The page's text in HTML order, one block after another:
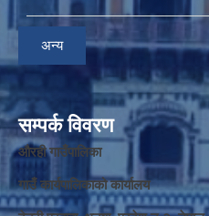
अन्य
सम्पर्क विवरण
औरही गाउँपालिका
गाउँ कार्यपालिकाको कार्यालय